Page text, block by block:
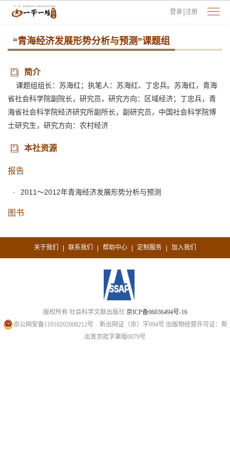
登录 注册
“青海经济发展形势分析与预测”课题组
简介
课题组组长：苏海红；执笔人：苏海红、丁忠兵。苏海红，青海
省社会科学院副院长，研究员，研究方向：区域经济；丁忠兵，青
海省社会科学院经济研究所副所长，副研究员，中国社会科学院博
士研究生，研究方向：农村经济
本社资源
报告
2011～2012年青海经济发展形势分析与预测
图书
关于我们 | 联系我们 | 帮助中心 | 定制服务 | 加入我们
版权所有 社会科学文献出版社 京ICP备06036494号-16
京公网安备11010202008212号 新出网证（京）字094号 出版物经营许可证：新
出发京批字第版0079号